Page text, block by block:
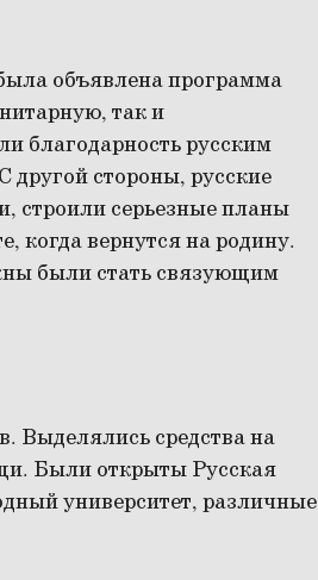
объявлена программа
так и
благодарность русским
другой стороны, русские
строили серьезные планы
когда вернутся на родину.
были стать связующим
Выделялись средства на
Были открыты Русская
университет, различные